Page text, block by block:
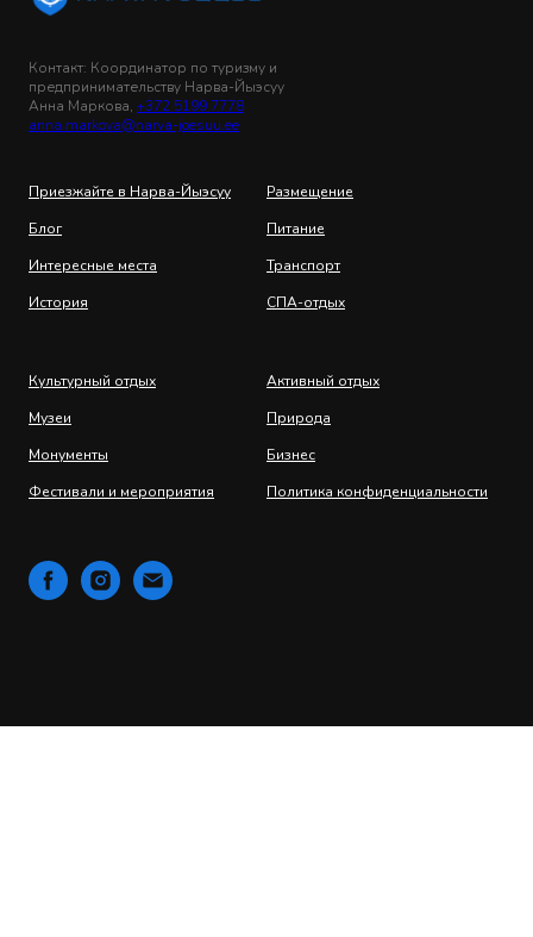
Контакт: Координатор по туризму и
предпринимательству Нарва-Йыэсуу
Анна Маркова, +372 5199 7778
anna.markova@narva-joesuu.ee
Приезжайте в Нарва-Йыэсуу
Блог
Интересные места
История
Размещение
Питание
Транспорт
СПА-отдых
Культурный отдых
Музеи
Монументы
Фестивали и мероприятия
Активный отдых
Природа
Бизнес
Политика конфиденциальности